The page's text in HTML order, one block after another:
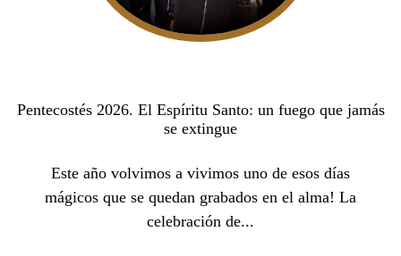
Pentecostés 2026. El Espíritu Santo: un fuego que jamás
se extingue
Este año volvimos a vivimos uno de esos días
mágicos que se quedan grabados en el alma! La
celebración de...